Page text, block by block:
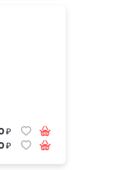
₽
₽